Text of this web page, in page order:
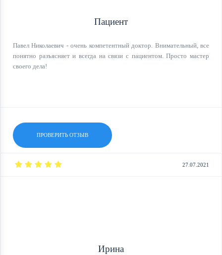
Пациент
Павел Николаевич - очень компетентный доктор. Внимательный, все
понятно разъясняет и всегда на связи с пациентом. Просто мастер
своего дела!
ПРОВЕРИТЬ ОТЗЫВ
27.07.2021
Ирина